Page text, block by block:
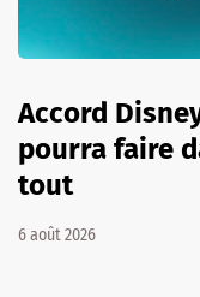
Accord
pourra faire
tout
6 août 2026